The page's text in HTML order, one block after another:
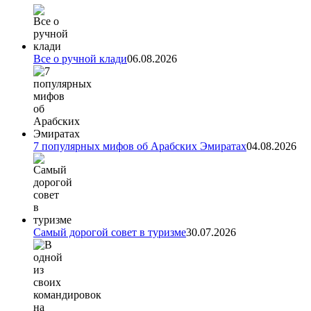
Все о ручной клади06.08.2026
7 популярных мифов об Арабских Эмиратах04.08.2026
Самый дорогой совет в туризме30.07.2026